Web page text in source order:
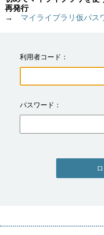
再発行
→ マイライブラリ仮パス
利用者コード
パスワード